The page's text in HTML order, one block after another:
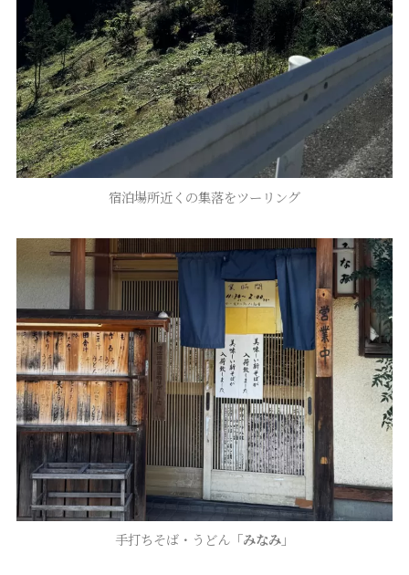
宿泊場所近くの集落をツーリング
手打ちそば・うどん 「みなみ」